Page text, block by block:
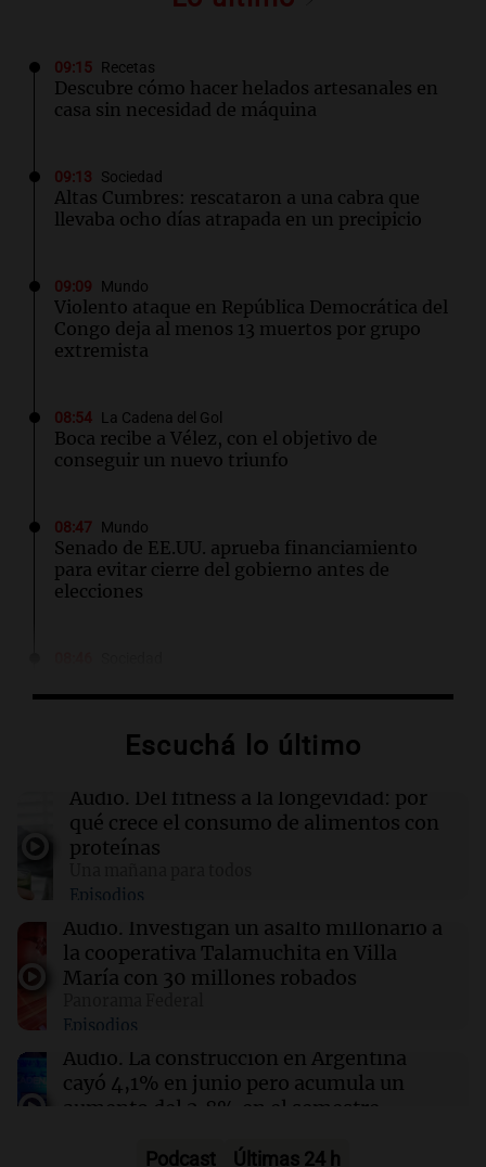
09:15 Recetas
Descubre cómo hacer helados artesanales en
casa sin necesidad de máquina
09:13 Sociedad
Altas Cumbres: rescataron a una cabra que
llevaba ocho días atrapada en un precipicio
09:09 Mundo
Violento ataque en República Democrática del
Congo deja al menos 13 muertos por grupo
extremista
08:54 La Cadena del Gol
Boca recibe a Vélez, con el objetivo de
conseguir un nuevo triunfo
08:47 Mundo
Senado de EE.UU. aprueba financiamiento
para evitar cierre del gobierno antes de
elecciones
máxima de 14°C
Cierra el caso de la jueza Afiuni en Venezuela y
se restituye su libertad plena
Un politólogo brasileño afirmó que Hezbolá
opera en la Triple Frontera
08:30 Sociedad
accesibles y con menos mitos en Argentina
Escuchá lo último
Audio. Del fitness a la longevidad: por
qué crece el consumo de alimentos con
proteínas
Episodios
Audio. Investigan un asalto millonario a
la cooperativa Talamuchita en Villa
María con 30 millones robados
Episodios
Audio. La construcción en Argentina
cayó 4,1% en junio pero acumula un
aumento del 2,8% en el semestre
Podcast Últimas 24 h